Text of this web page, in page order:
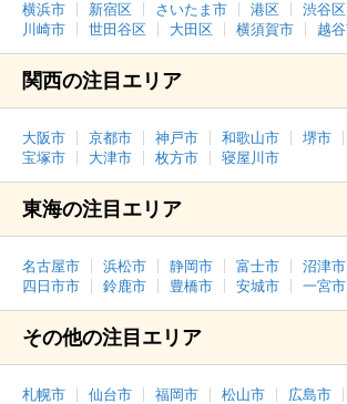
横浜市 新宿区 さいたま市 港区 渋谷区
川崎市
世田谷区 大田区 横須賀市 越
関西の注目エリア
大阪市 京都市 神戸市 和歌山市 堺市
宝塚市
大津市 枚方市 寝屋川市
東海の注目エリア
名古屋市 浜松市 静岡市 富士市 沼津市
四日市市
鈴鹿市 豊橋市 安城市 一宮市
その他の注目エリア
札幌市 仙台市 福岡市 松山市 広島市